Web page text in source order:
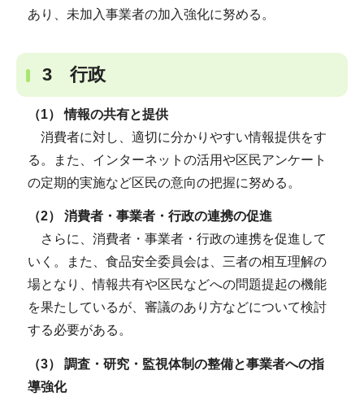
あり、未加入事業者の加入強化に努める。
3 行政
（1） 情報の共有と提供
消費者に対し、適切に分かりやすい情報提供をす
る。また、インターネットの活用や区民アンケート
の定期的実施など区民の意向の把握に努める。
（2） 消費者・事業者・行政の連携の促進
さらに、消費者・事業者・行政の連携を促進して
いく。また、食品安全委員会は、三者の相互理解の
場となり、情報共有や区民などへの問題提起の機能
を果たしているが、審議のあり方などについて検討
する必要がある。
（3） 調査・研究・監視体制の整備と事業者への指
導強化